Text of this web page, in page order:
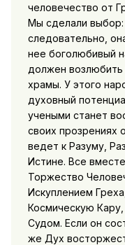
человечество от
Мы сделали выбор:
следовательно,
нее боголюбивый
должен возлюбить
храмы. У этого
духовный
учеными станет
своих прозрениях
ведет к Разуму,
Истине. Все
Торжество
Искуплением
Космическую
Судом. Если он
же Дух